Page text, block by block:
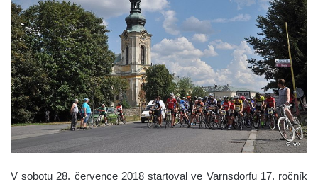
V sobotu 28. července 2018 startoval ve Varnsdorfu 17. ročník